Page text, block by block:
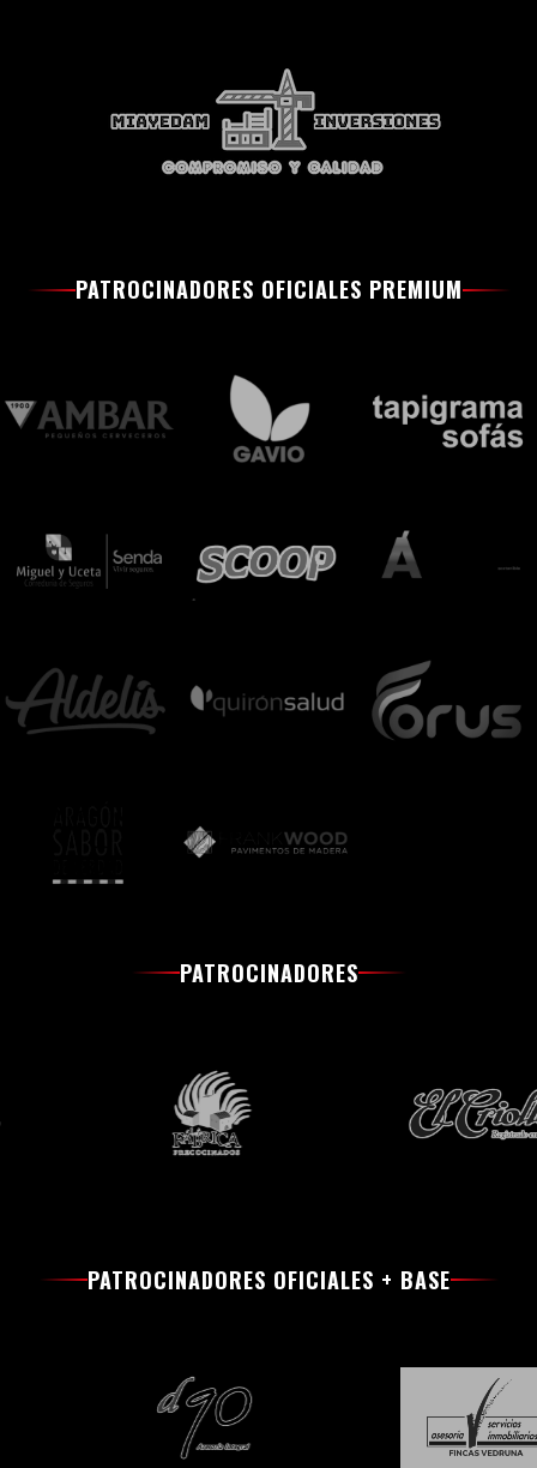
PATROCINADORES OFICIALES PREMIUM
PATROCINADORES
PATROCINADORES OFICIALES + BASE